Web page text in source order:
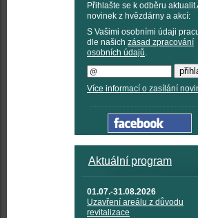
Přihlašte se k odběru aktualit
novinek z hvězdárny a akcí:
S Vašimi osobními údaji
dle našich zásad zpracování
osobních údajů.
Více informací o zasílání
Aktuální program
01.07.-31.08.2026
Uzavření areálu z důvodu
revitalizace